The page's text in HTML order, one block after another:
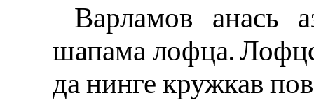
Варламов анась
шапама лофца.
да нинге кружкав